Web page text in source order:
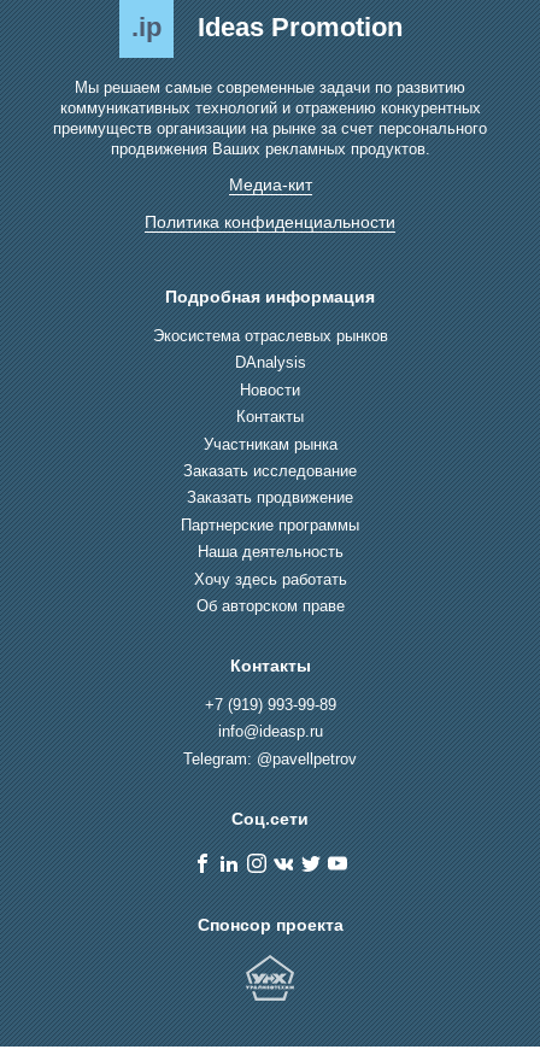
.ip Ideas Promotion
Мы решаем самые современные задачи по развитию
коммуникативных технологий и отражению конкурентных
преимуществ организации на рынке за счет персонального
продвижения Ваших рекламных продуктов.
Медиа-кит
Политика конфиденциальности
Подробная информация
Экосистема отраслевых рынков
DAnalysis
Новости
Контакты
Участникам рынка
Заказать исследование
Заказать продвижение
Партнерские программы
Наша деятельность
Хочу здесь работать
Об авторском праве
Контакты
+7 (919) 993-99-89
info@ideasp.ru
Telegram: @pavellpetrov
Соц.сети
Спонсор проекта